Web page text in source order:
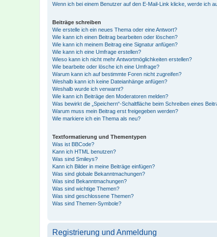
Wenn ich bei einem Benutzer auf den E-Mail-Link klicke, werde ich
Beiträge schreiben
Wie erstelle ich ein neues Thema oder eine Antwort?
Wie kann ich einen Beitrag bearbeiten oder löschen?
Wie kann ich meinem Beitrag eine Signatur anfügen?
Wie kann ich eine Umfrage erstellen?
Wieso kann ich nicht mehr Antwortmöglichkeiten erstellen?
Wie bearbeite oder lösche ich eine Umfrage?
Warum kann ich auf bestimmte Foren nicht zugreifen?
Weshalb kann ich keine Dateianhänge anfügen?
Weshalb wurde ich verwarnt?
Wie kann ich Beiträge den Moderatoren melden?
Was bewirkt die „Speichern“-Schaltfläche beim Schreiben eines
Warum muss mein Beitrag erst freigegeben werden?
Wie markiere ich ein Thema als neu?
Textformatierung und Thementypen
Was ist BBCode?
Kann ich HTML benutzen?
Was sind Smileys?
Kann ich Bilder in meine Beiträge einfügen?
Was sind globale Bekanntmachungen?
Was sind Bekanntmachungen?
Was sind wichtige Themen?
Was sind geschlossene Themen?
Was sind Themen-Symbole?
Registrierung und Anmeldung